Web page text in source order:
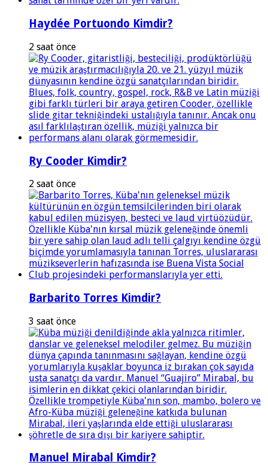
Haydée Portuondo Kimdir?
2 saat önce
Ry Cooder Kimdir?
2 saat önce
Barbarito Torres Kimdir?
3 saat önce
Manuel Mirabal Kimdir?